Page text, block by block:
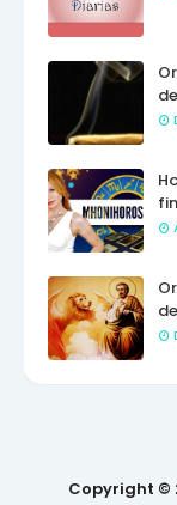
Copyright ©